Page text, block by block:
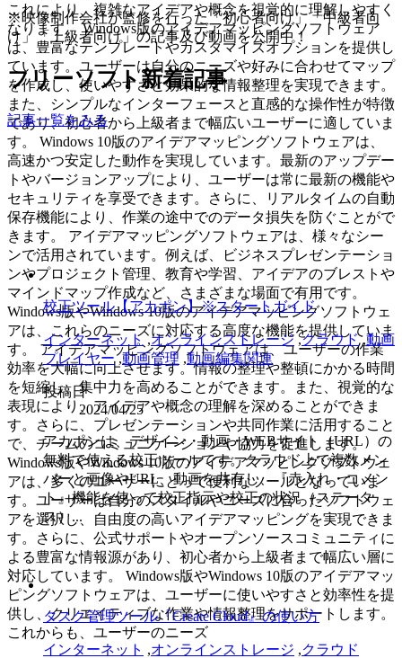
これにより、複雑なアイデアや概念を視覚的に理解しやすく
なります。 Windows版のアイデアマッピングソフトウェア
は、豊富なテンプレートやカスタマイズオプションを提供し
ています。ユーザーは自分のニーズや好みに合わせてマップ
を作成し、使いやすさと効果的な情報整理を実現できます。
また、シンプルなインターフェースと直感的な操作性が特徴
であり、初心者から上級者まで幅広いユーザーに適していま
す。 Windows 10版のアイデアマッピングソフトウェアは、
高速かつ安定した動作を実現しています。最新のアップデー
トやバージョンアップにより、ユーザーは常に最新の機能や
セキュリティを享受できます。さらに、リアルタイムの自動
保存機能により、作業の途中でのデータ損失を防ぐことがで
きます。 アイデアマッピングソフトウェアは、様々なシー
ンで活用されています。例えば、ビジネスプレゼンテーショ
ンやプロジェクト管理、教育や学習、アイデアのブレストや
マインドマップ作成など、さまざまな場面で有用です。
Windows版やWindows 10版のアイデアマッピングソフトウェ
アは、これらのニーズに対応する高度な機能を提供していま
す。 アイデアマッピングソフトウェアは、ユーザーの作業
効率を大幅に向上させます。情報の整理や整頓にかかる時間
を短縮し、集中力を高めることができます。また、視覚的な
表現により、アイデアや概念の理解を深めることができま
す。さらに、プレゼンテーションや共同作業に活用すること
で、チームのコミュニケーションや協力を促進します。
Windows版やWindows 10版のアイデアマッピングソフトウェ
アは、多くのユーザーにとって便利なツールとなっていま
す。ユーザーは自分のスタイルやニーズに合ったソフトウェ
アを選択し、自由度の高いアイデアマッピングを実現できま
す。さらに、公式サポートやオープンソースコミュニティに
よる豊富な情報源があり、初心者から上級者まで幅広い層に
対応しています。 Windows版やWindows 10版のアイデアマッ
ピングソフトウェアは、ユーザーに使いやすさと効率性を提
供し、クリエイティブな作業や情報整理をサポートします。
これからも、ユーザーのニーズ
※映像制作会社が監修を行った「初心者向け」「中級者向
け」「上級者向け」の記事及び動画を公開中！
フリーソフト新着記事
記事一覧をみる
校正ツール【アカポン】※スタートガイド
インターネット ,オンラインストレージ ,クラウド,動画
プレイヤー,動画管理 ,動画編集関連
投稿日
2024/04/25
アカポンは、デザイン・動画・WEBサイト（URL）の
無料で使える校正ツールです。クラウド上で複数メン
バーと画像やURL、動画を共有し、『赤入れ・コメン
ト』機能を使って校正指示や校正の状況（ステータ
ス）...
タスク管理ツール『Create Cloud』の使い方
インターネット ,オンラインストレージ ,クラウド